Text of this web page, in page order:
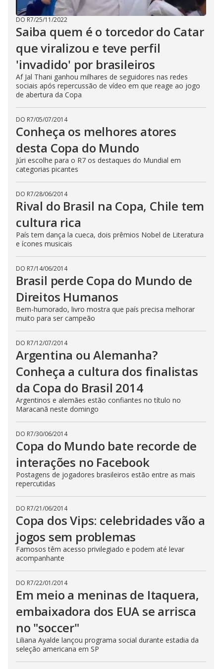
DO R7/25/11/2022
Saiba quem é o torcedor do Catar
que viralizou e teve perfil
'invadido' por brasileiros
Af Jal Thani ganhou milhares de seguidores nas redes
sociais após repercussão de vídeo em que reage ao jogo
de abertura da Copa
DO R7/05/07/2014
Conheça os melhores atores
desta Copa do Mundo
Júri escolhe para o R7 os destaques do Mundial em
categorias picantes
DO R7/28/06/2014
Rival do Brasil na Copa, Chile tem
cultura rica
País tem dança la cueca, dois prêmios Nobel de Literatura
e ícones musicais
DO R7/14/06/2014
Brasil perde Copa do Mundo de
Direitos Humanos
Bem-humorado, livro mostra que país precisa melhorar
muito para ser campeão
DO R7/12/07/2014
Argentina ou Alemanha?
Conheça a cultura dos finalistas
da Copa do Brasil 2014
Argentinos e alemães estão confiantes no título no
Maracanã neste domingo
DO R7/30/06/2014
Copa do Mundo bate recorde de
interações no Facebook
Postagens de jogadores brasileiros estão entre as mais
repercutidas
DO R7/21/06/2014
Copa dos Vips: celebridades vão a
jogos sem problemas
Famosos têm acesso privilegiado e podem até levar
acompanhante
DO R7/22/01/2014
Em meio a meninas de Itaquera,
embaixadora dos EUA se arrisca
no "soccer"
Liliana Ayalde lançou programa social durante estadia da
seleção americana em SP